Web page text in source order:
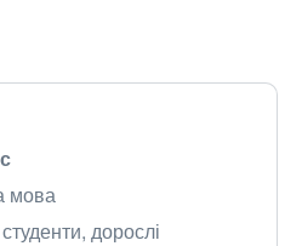
мова
дорослі